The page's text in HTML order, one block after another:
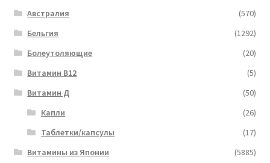
Австралия
(570)
Бельгия
(1292)
Болеутоляющие
(20)
Витамин B12
(5)
Витамин Д
(50)
Капли
(26)
Таблетки/капсулы
(17)
Витамины из Японии
(5885)